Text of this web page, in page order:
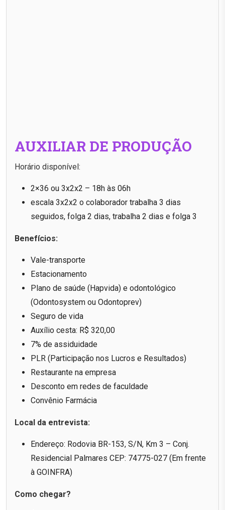
AUXILIAR DE PRODUÇÃO
Horário disponível:
2×36 ou 3x2x2 – 18h às 06h
escala 3x2x2 o colaborador trabalha 3 dias
seguidos, folga 2 dias, trabalha 2 dias e folga 3
Benefícios:
Vale-transporte
Estacionamento
Plano de saúde (Hapvida) e odontológico
(Odontosystem ou Odontoprev)
Seguro de vida
Auxílio cesta: R$ 320,00
7% de assiduidade
PLR (Participação nos Lucros e Resultados)
Restaurante na empresa
Desconto em redes de faculdade
Convênio Farmácia
Local da entrevista:
Endereço: Rodovia BR-153, S/N, Km 3 – Conj.
Residencial Palmares CEP: 74775-027 (Em frente
à GOINFRA)
Como chegar?